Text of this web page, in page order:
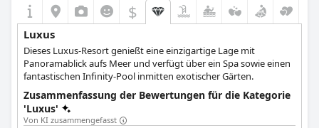
$
Luxus
Dieses Luxus-Resort genießt eine einzigartige Lage mit
Panoramablick aufs Meer und verfügt über ein Spa sowie einen
fantastischen Infinity-Pool inmitten exotischer Gärten.
Zusammenfassung der Bewertungen für die Kategorie
'Luxus'
Von KI zusammengefasst